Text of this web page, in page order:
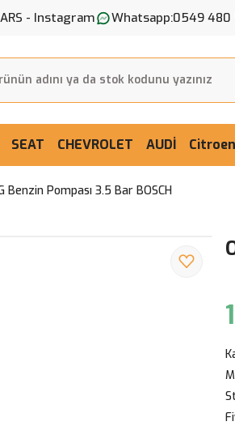
- Instagram Whatsapp:0549 480
SEAT CHEVROLET AUDİ Citroen
Benzin Pompası 3.5 Bar BOSCH